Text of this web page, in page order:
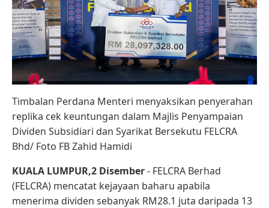
Timbalan Perdana Menteri menyaksikan penyerahan
replika cek keuntungan dalam Majlis Penyampaian
Dividen Subsidiari dan Syarikat Bersekutu FELCRA
Bhd/ Foto FB Zahid Hamidi
KUALA LUMPUR,2 Disember- FELCRA Berhad
(FELCRA) mencatat kejayaan baharu apabila
menerima dividen sebanyak RM28.1 juta daripada 13